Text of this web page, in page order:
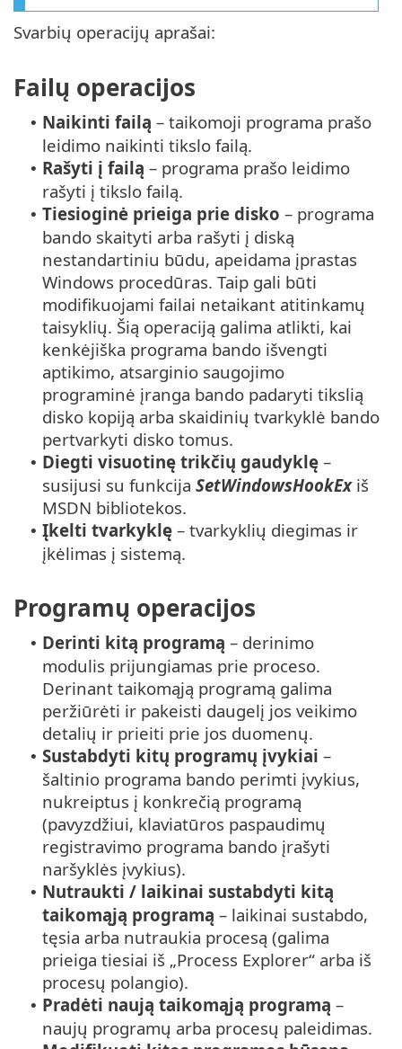
Svarbių operacijų aprašai:
Failų operacijos
• Naikinti failą – taikomoji programa prašo
leidimo naikinti tikslo failą.
• Rašyti į failą – programa prašo leidimo
rašyti į tikslo failą.
• Tiesioginė prieiga prie disko – programa
bando skaityti arba rašyti į diską
nestandartiniu būdu, apeidama įprastas
Windows procedūras. Taip gali būti
modifikuojami failai netaikant atitinkamų
taisyklių. Šią operaciją galima atlikti, kai
kenkėjiška programa bando išvengti
aptikimo, atsarginio saugojimo
programinė įranga bando padaryti tikslią
disko kopiją arba skaidinių tvarkyklė bando
pertvarkyti disko tomus.
• Diegti visuotinę trikčių gaudyklę –
susijusi su funkcija SetWindowsHookExiš
MSDN bibliotekos.
• Įkelti tvarkyklę – tvarkyklių diegimas ir
įkėlimas į sistemą.
Programų operacijos
• Derinti kitą programą – derinimo
modulis prijungiamas prie proceso.
Derinant taikomąją programą galima
peržiūrėti ir pakeisti daugelį jos veikimo
detalių ir prieiti prie jos duomenų.
• Sustabdyti kitų programų įvykiai –
šaltinio programa bando perimti įvykius,
nukreiptus į konkrečią programą
(pavyzdžiui, klaviatūros paspaudimų
registravimo programa bando įrašyti
naršyklės įvykius).
• Nutraukti / laikinai sustabdyti kitą
taikomąją programą – laikinai sustabdo,
tęsia arba nutraukia procesą (galima
prieiga tiesiai iš „Process Explorer“ arba iš
procesų polangio).
• Pradėti naują taikomąją programą –
naujų programų arba procesų paleidimas.